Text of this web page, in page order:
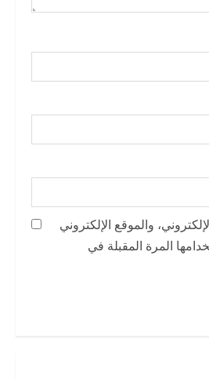
والموقع الإلكتروني
المرة المقبلة في